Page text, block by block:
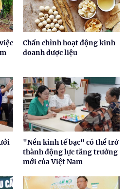
Chấn chỉnh hoạt động kinh
doanh dược liệu
"Nền kinh tế bạc" có thể trở
thành động lực tăng trưởng
mới của Việt Nam